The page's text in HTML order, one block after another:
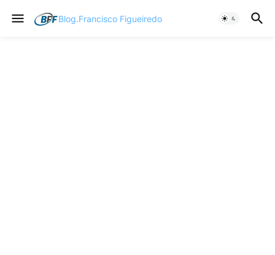
Blog.Francisco Figueiredo